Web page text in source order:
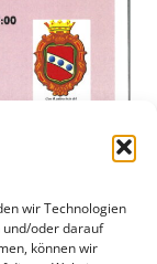
wir Technologien
und/oder darauf
können wir
italienischen